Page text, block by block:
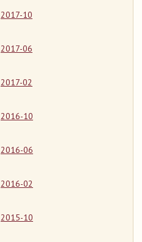
2017-10
2017-06
2017-02
2016-10
2016-06
2016-02
2015-10